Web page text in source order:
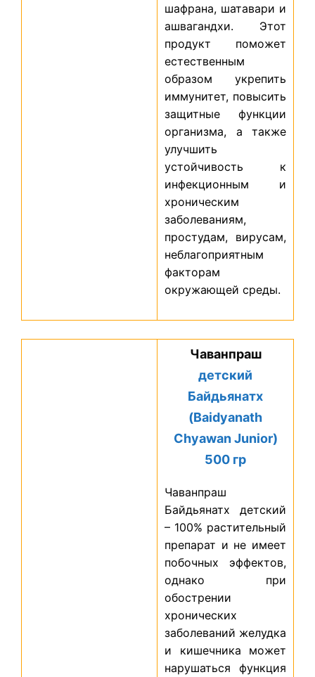
шафрана, шатавари и
ашвагандхи. Этот
продукт поможет
естественным
образом укрепить
иммунитет, повысить
защитные функции
организма, а также
улучшить
устойчивость к
инфекционным и
хроническим
заболеваниям,
простудам, вирусам,
неблагоприятным
факторам
окружающей среды.
Чаванпраш
детский
Байдьянатх
(Baidyanath
Chyawan Junior)
500 гр
Чаванпраш
Байдьянатх детский
– 100% растительный
препарат и не имеет
побочных эффектов,
однако при
обострении
хронических
заболеваний желудка
и кишечника может
нарушаться функция